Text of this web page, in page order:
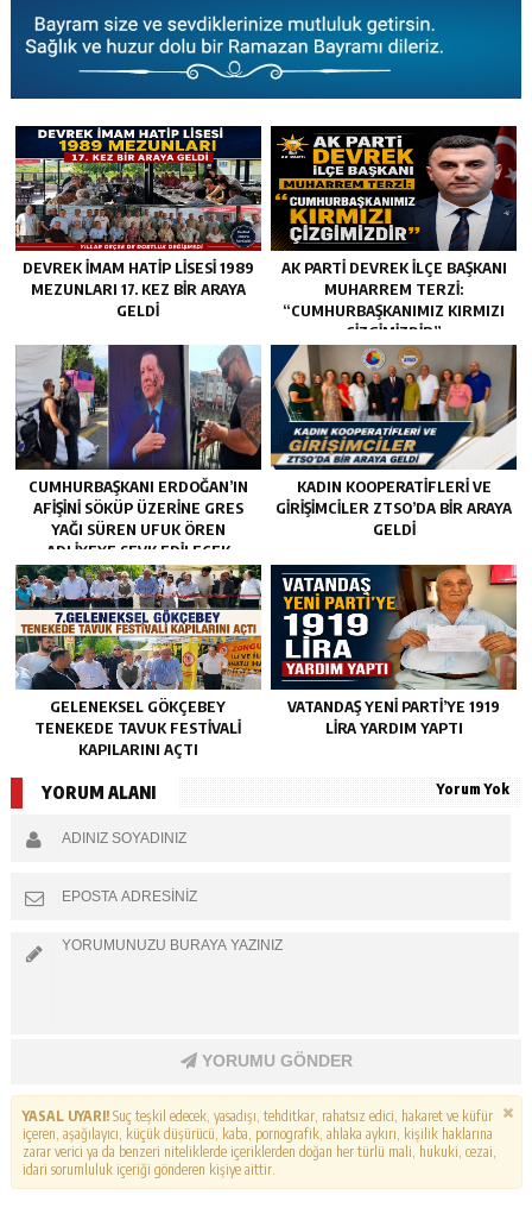
DEVREK İMAM HATİP LİSESİ 1989
MEZUNLARI 17. KEZ BİR ARAYA
GELDİ
AK PARTİ DEVREK İLÇE BAŞKANI
MUHARREM TERZİ:
“CUMHURBAŞKANIMIZ KIRMIZI
ÇİZGİMİZDİR”
CUMHURBAŞKANI ERDOĞAN’IN
AFIŞINI SÖKÜP ÜZERINE GRES
YAĞI SÜREN UFUK ÖREN
ADLIYEYE SEVK EDILECEK
KADIN KOOPERATİFLERİ VE
GİRİŞİMCİLER ZTSO’DA BİR ARAYA
GELDİ
GELENEKSEL GÖKÇEBEY
TENEKEDE TAVUK FESTIVALI
KAPILARINI AÇTI
VATANDAŞ YENİ PARTİ’YE 1919
LİRA YARDIM YAPTI
YORUM ALANI Yorum Yok
YORUMU GÖNDER
YASAL UYARI!Suç teşkil edecek, yasadışı, tehditkar, rahatsız edici, hakaret ve küfür
içeren, aşağılayıcı, küçük düşürücü, kaba, pornografik, ahlaka aykırı, kişilik haklarına
zarar verici ya da benzeri niteliklerde içeriklerden doğan her türlü mali, hukuki, cezai,
idari sorumluluk içeriği gönderen kişiye aittir.